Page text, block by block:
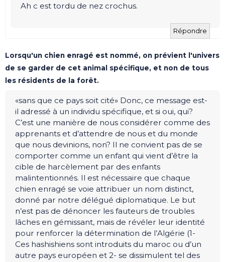
Ah c est tordu de nez crochus.
Répondre
Lorsqu'un chien enragé est nommé, on prévient l'univers
de se garder de cet animal spécifique, et non de tous
les résidents de la forêt.
«sans que ce pays soit cité» Donc, ce message est-
il adressé à un individu spécifique, et si oui, qui?
C’est une manière de nous considérer comme des
apprenants et d’attendre de nous et du monde
que nous devinions, non? Il ne convient pas de se
comporter comme un enfant qui vient d’être la
cible de harcèlement par des enfants
malintentionnés. Il est nécessaire que chaque
chien enragé se voie attribuer un nom distinct,
donné par notre délégué diplomatique. Le but
n’est pas de dénoncer les fauteurs de troubles
lâches en gémissant, mais de révéler leur identité
pour renforcer la détermination de l’Algérie (1-
Ces hashishiens sont introduits du maroc ou d’un
autre pays européen et 2- se dissimulent tel des